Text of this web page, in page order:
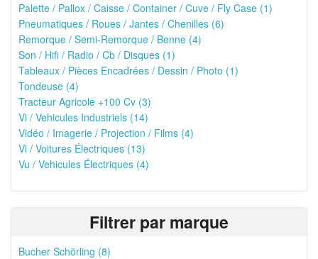
Palette / Pallox / Caisse / Container / Cuve / Fly Case (1)
Pneumatiques / Roues / Jantes / Chenilles (6)
Remorque / Semi-Remorque / Benne (4)
Son / Hifi / Radio / Cb / Disques (1)
Tableaux / Pièces Encadrées / Dessin / Photo (1)
Tondeuse (4)
Tracteur Agricole +100 Cv (3)
Vi / Vehicules Industriels (14)
Vidéo / Imagerie / Projection / Films (4)
Vl / Voitures Électriques (13)
Vu / Vehicules Électriques (4)
Filtrer par marque
Bucher Schörling (8)